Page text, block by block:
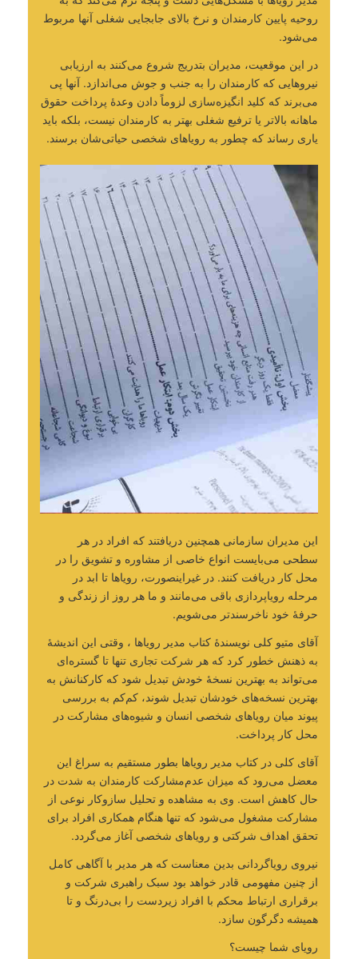
روحیه پایین کارمندان و نرخ بالای جابجایی شغلی آنها مربوط
می‌شود.
در این موقعیت، مدیران بتدریج شروع می‌کنند به ارزیابی
نیروهایی که کارمندان را به جنب و جوش می‌اندازد. آنها پی
می‌برند که کلید انگیزه‌سازی لزوماً دادن وعدۀ پرداخت حقوق
ماهانه بالاتر یا ترفیع شغلی بهتر به کارمندان نیست، بلکه باید
یاری رساند که چطور به رویاهای شخصی حیاتی‌شان برسند.
این مدیران سازمانی همچنین دریافتند که افراد در هر
سطحی می‌بایست انواع خاصی از مشاوره و تشویق را در
محل کار دریافت کنند. در غیراینصورت، رویاها تا ابد در
مرحله رویاپردازی باقی می‌مانند و ما هر روز از زندگی و
حرفۀ خود ناخرسندتر می‌شویم.
آقای متیو کلی نویسندۀ کتاب مدیر رویاها ، وقتی این اندیشۀ
به ذهنش خطور کرد که هر شرکت تجاری تنها تا گستره‌ای
می‌تواند به بهترین نسخۀ خودش تبدیل شود که کارکنانش به
بهترین نسخه‌های خودشان تبدیل شوند، کم‌کم به بررسی
پیوند میان رویاهای شخصی انسان و شیوه‌های مشارکت در
محل کار پرداخت.
آقای کلی در کتاب مدیر رویاها بطور مستقیم به سراغ این
معضل می‌رود که میزان عدم‌مشارکت کارمندان به شدت در
حال کاهش است. وی به مشاهده و تحلیل سازوکار نوعی از
مشارکت مشغول می‌شود که تنها هنگام همکاری افراد برای
تحقق اهداف شرکتی و رویاهای شخصی آغاز می‌گردد.
نیروی رویاگردانی بدین معناست که هر مدیر با آگاهی کامل
از چنین مفهومی قادر خواهد بود سبک راهبری شرکت و
برقراری ارتباط محکم با افراد زیردست را بی‌درنگ و تا
همیشه دگرگون سازد.
رویای شما چیست؟